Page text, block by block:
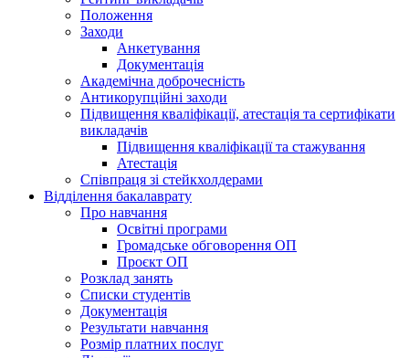
Положення
Заходи
Анкетування
Документація
Академічна доброчесність
Антикорупційні заходи
Підвищення кваліфікації, атестація та сертифікати
викладачів
Підвищення кваліфікації та стажування
Атестація
Співпраця зі стейкхолдерами
Відділення бакалаврату
Про навчання
Освітні програми
Громадське обговорення ОП
Проєкт ОП
Розклад занять
Списки студентів
Документація
Результати навчання
Розмір платних послуг